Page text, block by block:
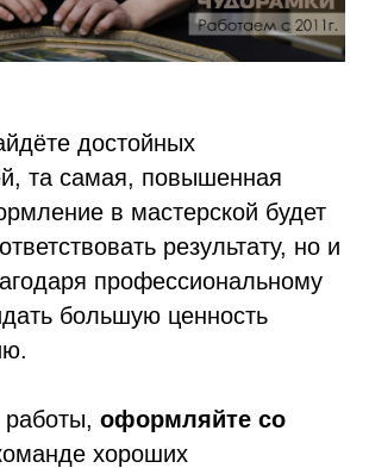
достойных
та самая, повышенная
в мастерской будет
результату, но и
профессиональному
большую ценность
оформляйте со
хороших